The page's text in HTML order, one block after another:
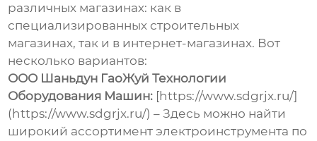
различных магазинах: как в
специализированных строительных
магазинах, так и в интернет-магазинах. Вот
несколько вариантов:
ООО Шаньдун ГаоЖуй Технологии
Оборудования Машин: [https://www.sdgrjx.ru/]
(https://www.sdgrjx.ru/) – Здесь можно найти
широкий ассортимент электроинструмента по